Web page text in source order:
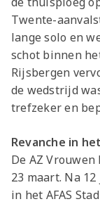
Twente-
lange solo en
schot binnen
Rijsbergen
de wedstrijd
trefzeker en
Revanche in
De AZ
23 maart. Na
in het AFAS